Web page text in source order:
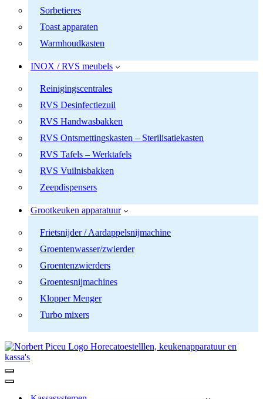
Sorbetieres
Toast apparaten
Warmhoudkasten
INOX / RVS meubels
Reinigingscentrales
RVS Desinfectiezuil
RVS Handwasbakken
RVS Ontsmettingskasten – Sterilisatiekasten
RVS Tafels – Werktafels
RVS Vuilnisbakken
Zeepdispensers
Grootkeuken apparatuur
Frietsnijder / Aardappelsnijmachine
Groentenwasser/zwierder
Groentenzwierders
Groentesnijmachines
Klopper Menger
Turbo mixers
Navigatiemenu
Navigatiemenu